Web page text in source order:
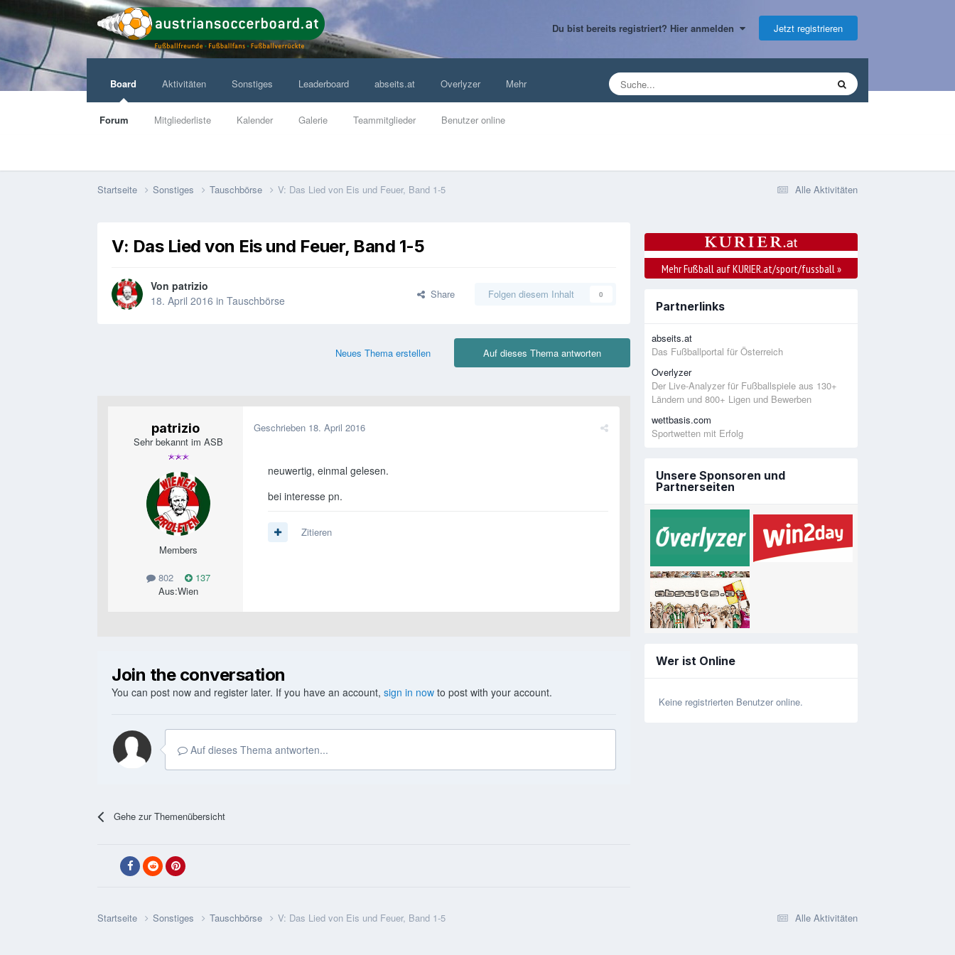
Du bist bereits registriert? Hier anmelden Jetzt registrieren
Board
Forum Mitgliederliste Kalender Galerie Teammitglieder Benutzer online
Aktivitäten Sonstiges Leaderboard abseits.at Overlyzer Mehr
Alle Aktivitäten
Startseite Sonstiges Tauschbörse V: Das Lied von Eis und Feuer, Band 1-5
V: Das Lied von Eis und Feuer, Band 1-5
Von patrizio
18. April 2016 in Tauschbörse Share Folgen diesem Inhalt 0
Auf dieses Thema antworten
Neues Thema erstellen
patrizio
Sehr bekannt im ASB
Members
802
137
Aus:Wien
Geschrieben 18. April 2016
neuwertig, einmal gelesen.
bei interesse pn.
Zitieren
Join the conversation
You can post now and register later. If you have an account, sign in now to post with your account.
Auf dieses Thema antworten...
Gehe zur Themenübersicht
Mehr Fußball auf KURIER.at/sport/fussball »
Partnerlinks
abseits.at
Das Fußballportal für Österreich
Overlyzer
Der Live-Analyzer für Fußballspiele aus 130+
Ländern und 800+ Ligen und Bewerben
wettbasis.com
Sportwetten mit Erfolg
Unsere Sponsoren und
Partnerseiten
Wer ist Online
Keine registrierten Benutzer online.
Alle Aktivitäten
Startseite Sonstiges Tauschbörse V: Das Lied von Eis und Feuer, Band 1-5